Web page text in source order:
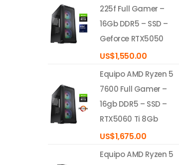
225f Full Gamer –
16Gb DDR5 – SSD –
Geforce RTX5050
US$1,550.00
Equipo AMD Ryzen 5
7600 Full Gamer –
16gb DDR5 – SSD –
RTX5060 Ti 8Gb
US$1,675.00
Equipo AMD Ryzen 5